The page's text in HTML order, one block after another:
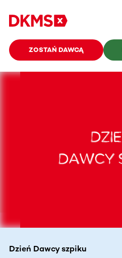
ZOSTAŃ DAWCĄ
Dzień Dawcy szpiku